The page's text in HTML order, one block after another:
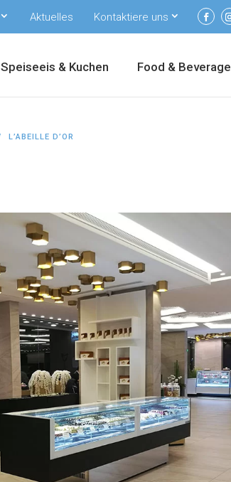
Aktuelles Kontaktiere uns
Speiseeis & Kuchen Food & Beverage
L’ABEILLE D’OR